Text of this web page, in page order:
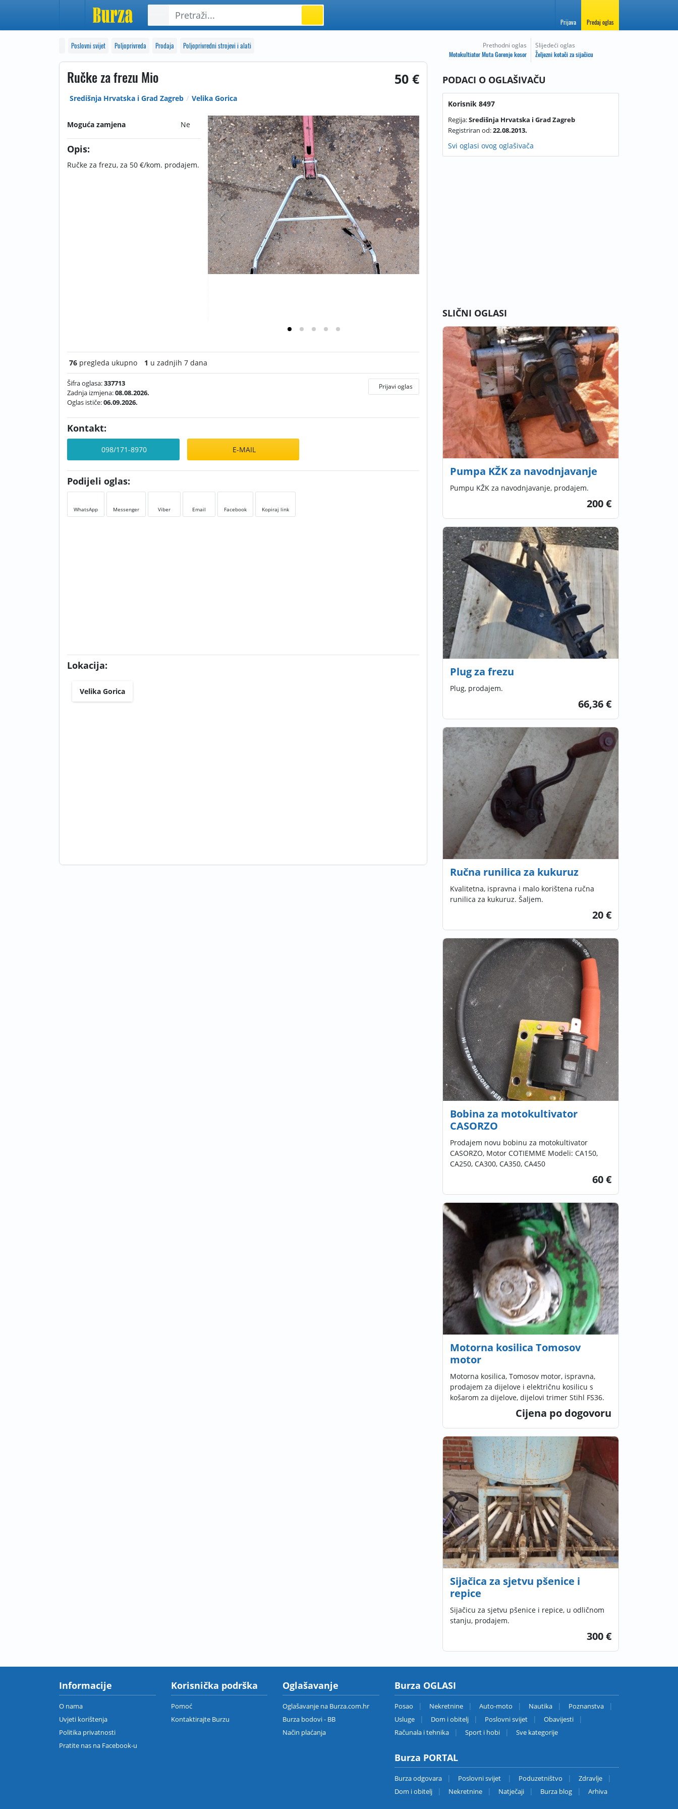
Prijava Predaj oglas
Poslovni svijet Poljoprivreda Prodaja Poljoprivredni strojevi i alati
Ručke za frezu Mio 50 €
Središnja Hrvatska i Grad Zagreb Velika Gorica
Moguća zamjena Ne
Opis:
Ručke za frezu, za 50 €/kom. prodajem.
76 pregleda ukupno 1 u zadnjih 7 dana
Šifra oglasa:337713
Zadnja izmjena:08.08.2026.
Oglas ističe:06.09.2026.
Prijavi oglas
Kontakt:
098/171-8970 E-MAIL
Podijeli oglas:
WhatsApp Messenger Viber Email Facebook Kopiraj link
Lokacija:
Velika Gorica
Prethodni oglas
Motokultiator Muta Gorenje kosor
Slijedeći oglas
Željezni kotači za sijačicu
PODACI O OGLAŠIVAČU
Korisnik 8497
Regija:Središnja Hrvatska i Grad Zagreb
Registriran od:22.08.2013.
Svi oglasi ovog oglašivača
SLIČNI OGLASI
Pumpa KŽK za navodnjavanje
Pumpu KŽK za navodnjavanje, prodajem.
200 €
Plug za frezu
Plug, prodajem.
66,36 €
Ručna runilica za kukuruz
Kvalitetna, ispravna i malo korištena ručna
runilica za kukuruz. Šaljem.
20 €
Bobina za motokultivator
CASORZO
Prodajem novu bobinu za motokultivator
CASORZO, Motor COTIEMME Modeli: CA150,
CA250, CA300, CA350, CA450
60 €
Motorna kosilica Tomosov
motor
Motorna kosilica, Tomosov motor, ispravna,
prodajem za dijelove i električnu kosilicu s
košarom za dijelove, dijelovi trimer Stihl FS36.
Cijena po dogovoru
Sijačica za sjetvu pšenice i
repice
Sijačicu za sjetvu pšenice i repice, u odličnom
stanju, prodajem.
300 €
Informacije
O nama
Uvjeti korištenja
Politika privatnosti
Pratite nas na Facebook-u
Korisnička podrška
Pomoć
Kontaktirajte Burzu
Oglašavanje
Oglašavanje na Burza.com.hr
Burza bodovi - BB
Način plaćanja
Burza OGLASI
Posao Nekretnine Auto-moto Nautika
Poznanstva
Usluge
Dom i obitelj Poslovni svijet
Obavijesti
Računala i tehnika
Sport i hobi Sve kategorije
Burza PORTAL
Burza odgovara Poslovni svijet Poduzetništvo
Zdravlje
Dom i obitelj
Nekretnine Natječaji Burza blog Arhiva